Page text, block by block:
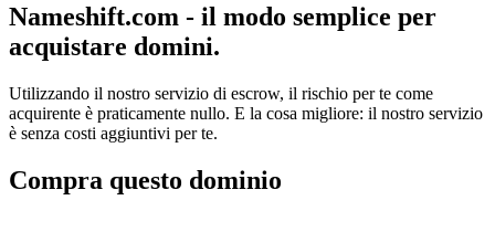
Nameshift.com - il modo semplice per
acquistare domini.
Utilizzando il nostro servizio di escrow, il rischio per te come
acquirente è praticamente nullo. E la cosa migliore: il nostro servizio
è senza costi aggiuntivi per te.
Compra questo dominio